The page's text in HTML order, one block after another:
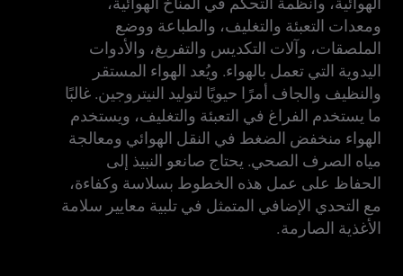
ومعدات التعبئة والتغليف، والطباعة ووضع
الملصقات، وآلات التكديس والتفريغ، والأدوات
اليدوية التي تعمل بالهواء. ويُعد الهواء المستقر
والنظيف والجاف أمرًا حيويًا لتوليد النيتروجين. غالبًا
ما يستخدم الفراغ في التعبئة والتغليف، ويستخدم
الهواء منخفض الضغط في النقل الهوائي ومعالجة
مياه الصرف الصحي. يحتاج صانعو النبيذ إلى
الحفاظ على عمل هذه الخطوط بسلاسة وكفاءة،
مع التحدي الإضافي المتمثل في تلبية معايير سلامة
الأغذية الصارمة.